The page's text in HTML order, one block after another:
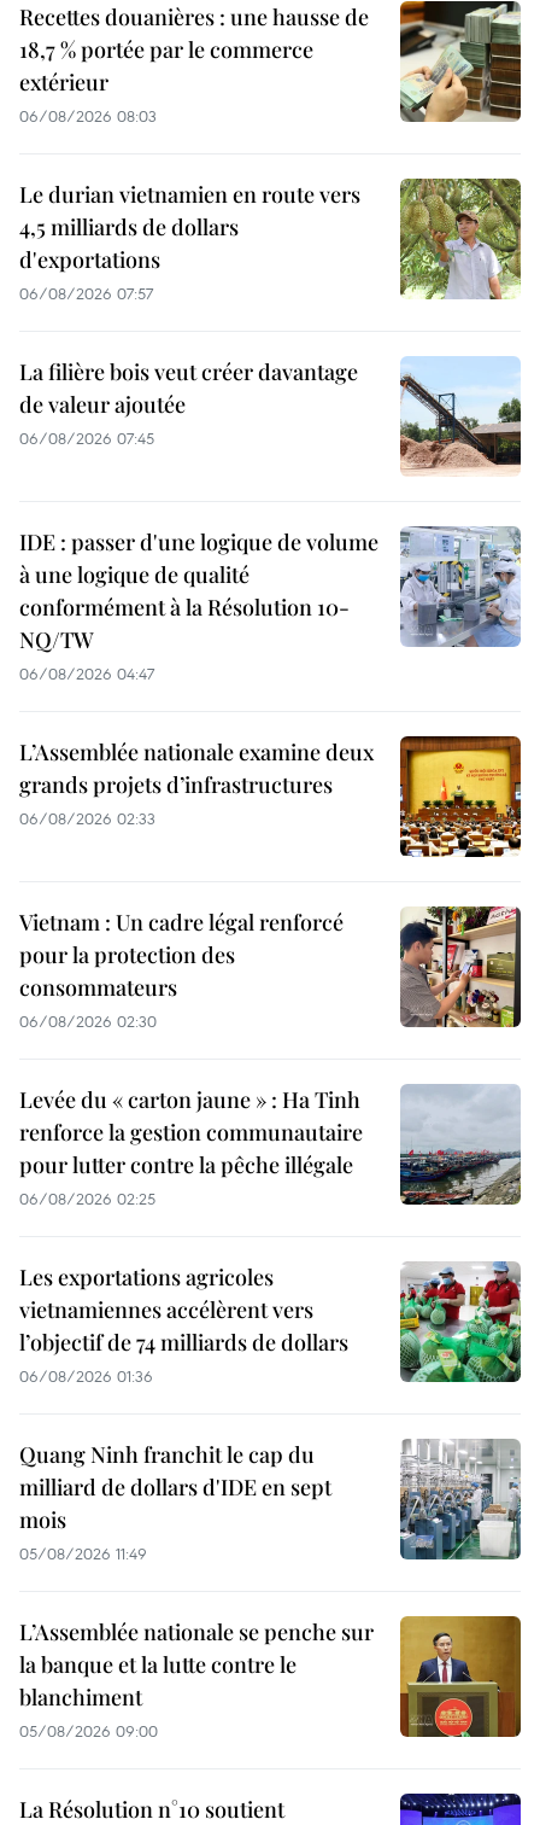
Recettes douanières : une hausse de
18,7 % portée par le commerce
extérieur
06/08/2026 08:03
Le durian vietnamien en route vers
4,5 milliards de dollars
d'exportations
06/08/2026 07:57
La filière bois veut créer davantage
de valeur ajoutée
06/08/2026 07:45
IDE : passer d'une logique de volume
à une logique de qualité
conformément à la Résolution 10-
NQ/TW
06/08/2026 04:47
L’Assemblée nationale examine deux
grands projets d’infrastructures
06/08/2026 02:33
Vietnam : Un cadre légal renforcé
pour la protection des
consommateurs
06/08/2026 02:30
Levée du « carton jaune » : Ha Tinh
renforce la gestion communautaire
pour lutter contre la pêche illégale
06/08/2026 02:25
Les exportations agricoles
vietnamiennes accélèrent vers
l’objectif de 74 milliards de dollars
06/08/2026 01:36
Quang Ninh franchit le cap du
milliard de dollars d'IDE en sept
mois
05/08/2026 11:49
L’Assemblée nationale se penche sur
la banque et la lutte contre le
blanchiment
05/08/2026 09:00
La Résolution n°10 soutient